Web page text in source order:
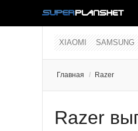
XIAOMI SAMSUNG
Главная / Razer
Razer